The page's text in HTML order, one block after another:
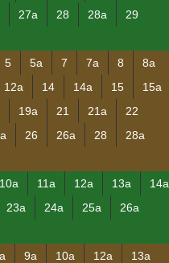
27a 28 28a
29
5 5a 7 7a 8
8a
12a 14 14a 15
15a
19a 21 21a
22
26 26a 28
28a
10a 11a 12a 13a
14a
23a 24a 25a
26a
9a 10a 12a
13a